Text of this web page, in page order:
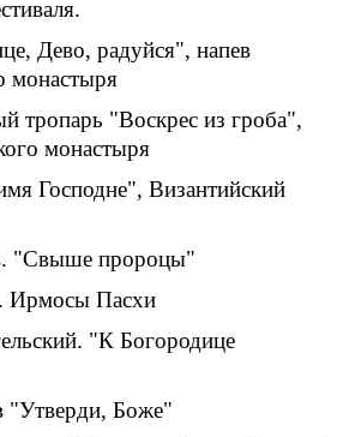
Дево, радуйся", напев
монастыря
тропарь "Воскрес из гроба",
монастыря
Господне", Византийский
"Свыше пророцы"
Ирмосы Пасхи
"К Богородице
"Утверди, Боже"